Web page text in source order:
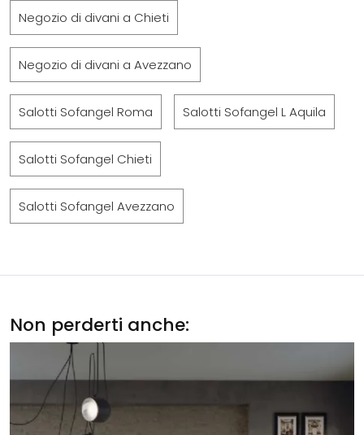
Negozio di divani a Chieti
Negozio di divani a Avezzano
Salotti Sofangel Roma Salotti Sofangel L Aquila
Salotti Sofangel Chieti
Salotti Sofangel Avezzano
Non perderti anche: